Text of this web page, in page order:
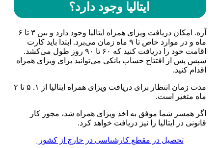
ایتالیا وجود دارد؟
آره. امکان دریافت ویزای همراه ایتالیا وجود دارد و بین ۳ تا ۶
ماه و در موارد خاص تا ۹ ماه زمان می‌برد. ابتدا باید کارت
اقامت خود را دریافت کنید که ۶۰ تا ۹۰ روز طول می‌کشد.
سپس پس از افتتاح حساب بانکی می‌توانید برای ویزای همراه
اقدام کنید.
مدت زمان انتظار برای دریافت ویزای همراه ایتالیا از ۱. ۵ تا ۲
ماه متغیر است.
اگر همسر شما موفق به اخذ ویزای همراه شد، مجوز کار
قانونی در ایتالیا را نیز دریافت خواهد کرد.
تحصیل در مقطع کارشناسی در خارج از کشور